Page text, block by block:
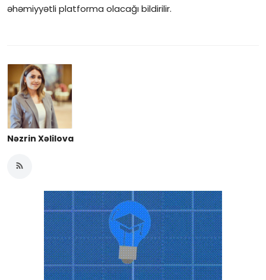
əhəmiyyətli platforma olacağı bildirilir.
Nəzrin Xəlilova